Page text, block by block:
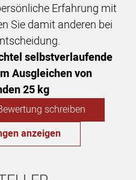
Erfahrung mit
Sie damit anderen bei
selbstverlaufende
Ausgleichen von
25 kg
schreiben
anzeigen